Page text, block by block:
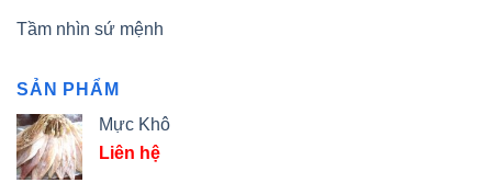
Tầm nhìn sứ mệnh
SẢN PHẨM
Mực Khô
Liên hệ